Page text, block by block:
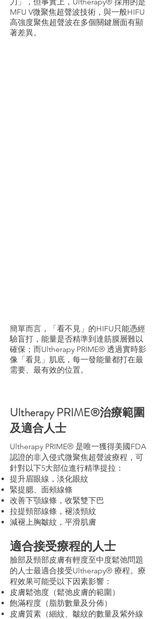
MFU V微聚焦超聲波技術，與一般HIFU
高強度聚焦超聲波在多個關鍵層面有顯
著差異。
簡單而言，「看不見」的HIFU只能憑經
驗盲打，能量是否精準到達筋膜層難以
確保；而Ultherapy PRIME® 透過實時影
像「看見」肌底，每一發能量都打在最
需要、最有效的位置。
Ultherapy PRIME®治療範圍
及適合人士
Ultherapy PRIME® 是唯一獲得美國FDA
認證的非入侵式微聚焦超聲波療程，可
針對以下5大部位進行精準提拉：
提升眉眼線，淡化眼紋
緊提腮、面頰線條
改善下顎線條，收緊雙下巴
拉提頸部線條，褪淡頸紋
減褪上胸皺紋，平滑肌膚
適合接受療程的人士
臉部及頸部皮膚有輕度至中度鬆弛問題
的人士最適合接受Ultherapy® 療程。療
程效果可能受以下因素影響：
皮膚鬆弛度（鬆弛皮膚的範圍）
飽滿程度（脂肪數量及分佈）
皮膚質素（細紋、皺紋的數量及紫外線